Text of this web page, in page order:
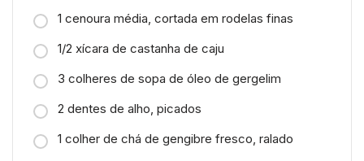
1 cenoura média, cortada em rodelas finas
1/2 xícara de castanha de caju
3 colheres de sopa de óleo de gergelim
2 dentes de alho, picados
1 colher de chá de gengibre fresco, ralado